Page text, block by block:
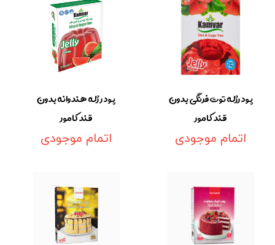
پودرژله توت فرنگی بدون
قند کامور
اتمام موجودی
پودر ژله هندوانه بدون
قند کامور
اتمام موجودی